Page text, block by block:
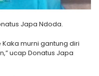
Japa Ndoda.
murni gantung diri
ucap Donatus Japa